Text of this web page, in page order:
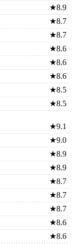
★8.9
★8.7
★8.7
★8.6
★8.6
★8.6
★8.5
★8.5
★9.1
★9.0
★8.9
★8.9
★8.7
★8.7
★8.7
★8.6
★8.6